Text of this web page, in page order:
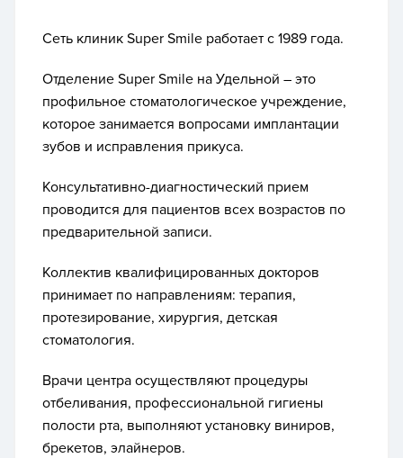
Сеть клиник Super Smile работает с 1989 года.
Отделение Super Smile на Удельной – это
профильное стоматологическое учреждение,
которое занимается вопросами имплантации
зубов и исправления прикуса.
Консультативно-диагностический прием
проводится для пациентов всех возрастов по
предварительной записи.
Коллектив квалифицированных докторов
принимает по направлениям: терапия,
протезирование, хирургия, детская
стоматология.
Врачи центра осуществляют процедуры
отбеливания, профессиональной гигиены
полости рта, выполняют установку виниров,
брекетов, элайнеров.